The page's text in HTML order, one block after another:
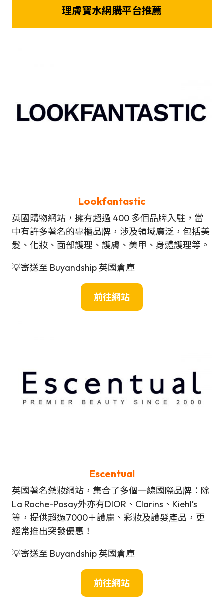
理膚寶水網購平台推薦
Lookfantastic
英國購物網站，擁有超過 400 多個品牌入駐，當
中有許多著名的專櫃品牌，涉及領域廣泛，包括美
髮、化妝、面部護理、護膚、美甲、身體護理等。
💡寄送至 Buyandship 英國倉庫
前往網站
Escentual
英國著名藥妝網站，集合了多個一線國際品牌：除
La Roche-Posay外亦有DIOR、Clarins、Kiehl’s
等，提供超過7000＋護膚、彩妝及護髮產品，更
經常推出突發優惠！
💡寄送至 Buyandship 英國倉庫
前往網站